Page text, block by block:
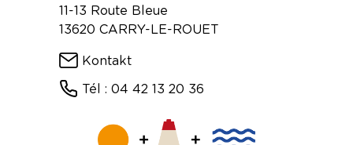
11-13 Route Bleue
13620 CARRY-LE-ROUET
Kontakt
Tél : 04 42 13 20 36